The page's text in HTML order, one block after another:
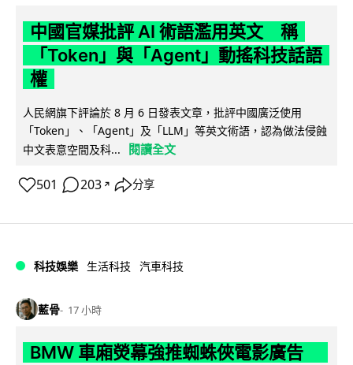
中國官媒批評 AI 術語濫用英文 稱
「Token」與「Agent」動搖科技話語
權
人民網旗下評論於 8 月 6 日發表文章，批評中國廣泛使用
「Token」、「Agent」及「LLM」等英文術語，認為做法侵蝕
中文表意空間及科...
閱讀全文
501 203 ↗ 分享
科技娛樂 生活科技 汽車科技
藍骨 17 小時
BMW 車廂熒幕強推蜘蛛俠電影廣告